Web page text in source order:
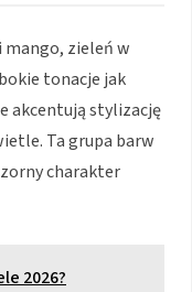
mango, zieleń w
tonacje jak
akcentują stylizację
Ta grupa barw
charakter
2026?